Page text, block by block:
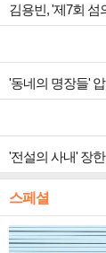
김용빈, '제7회 섬
'전설의 사내' 장
스페셜